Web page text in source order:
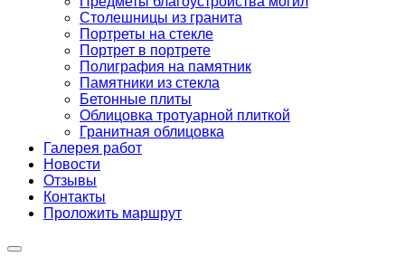
Столешницы из гранита
Портреты на стекле
Портрет в портрете
Полиграфия на памятник
Памятники из стекла
Бетонные плиты
Облицовка тротуарной плиткой
Гранитная облицовка
Галерея работ
Новости
Отзывы
Контакты
Проложить маршрут